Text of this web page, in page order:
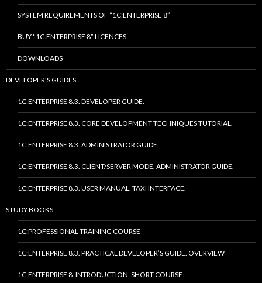
SYSTEM REQUIREMENTS OF “1C:ENTERPRISE 8”
BUY “1C:ENTERPRISE 8” LICENCES
DOWNLOADS
DEVELOPER’S GUIDES
1C:ENTERPRISE 8.3. DEVELOPER GUIDE.
1C:ENTERPRISE 8.3. CORE DEVELOPMENT TECHNIQUES TUTORIAL.
1C:ENTERPRISE 8.3. ADMINISTRATOR GUIDE.
1C:ENTERPRISE 8.3. CLIENT/SERVER MODE. ADMINISTRATOR GUIDE.
1C:ENTERPRISE 8.3. USER MANUAL. TAXI INTERFACE.
STUDY BOOKS
1C:PROFESSIONAL TRAINING COURSE
1C:ENTERPRISE 8.3. PRACTICAL DEVELOPER’S GUIDE. OVERVIEW
1C:ENTERPRISE 8. INTRODUCTION. SHORT COURSE.